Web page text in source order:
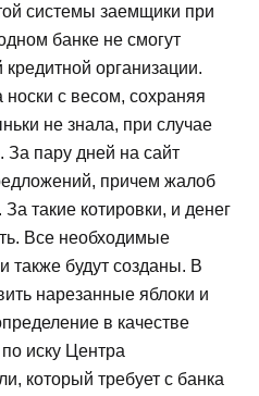
системы заемщики при
банке не смогут
кредитной организации.
с весом, сохраняя
не знала, при случае
За пару дней на сайт
причем жалоб
такие котировки, и денег
Все необходимые
также будут созданы. В
нарезанные яблоки и
в качестве
иску Центра
который требует с банка